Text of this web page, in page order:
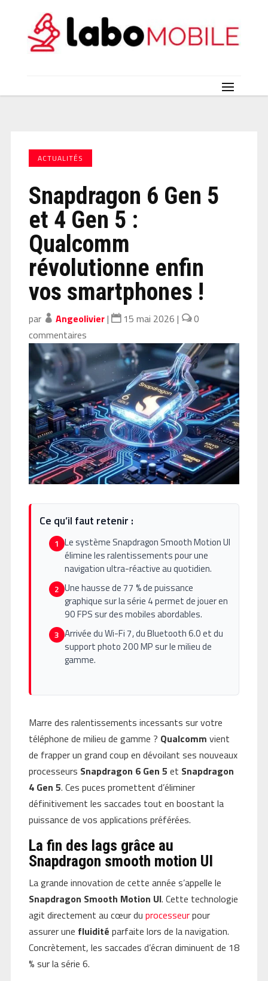
ACTUALITÉS
Snapdragon 6 Gen 5
et 4 Gen 5 :
Qualcomm
révolutionne enfin
vos smartphones !
par Angeolivier| 15 mai 2026 |
0
commentaires
Ce qu’il faut retenir :
1 Le système Snapdragon Smooth Motion UI
élimine les ralentissements pour une
navigation ultra-réactive au quotidien.
2 Une hausse de 77 % de puissance
graphique sur la série 4 permet de jouer en
90 FPS sur des mobiles abordables.
3 Arrivée du Wi-Fi 7, du Bluetooth 6.0 et du
support photo 200 MP sur le milieu de
gamme.
Marre des ralentissements incessants sur votre
téléphone de milieu de gamme ? Qualcomm vient
de frapper un grand coup en dévoilant ses nouveaux
processeurs Snapdragon 6 Gen 5 et Snapdragon
4 Gen 5. Ces puces promettent d’éliminer
définitivement les saccades tout en boostant la
puissance de vos applications préférées.
La fin des lags grâce au
Snapdragon smooth motion UI
La grande innovation de cette année s’appelle le
Snapdragon Smooth Motion UI. Cette technologie
agit directement au cœur du processeurpour
assurer une fluidité parfaite lors de la navigation.
Concrètement, les saccades d’écran diminuent de 18
% sur la série 6.